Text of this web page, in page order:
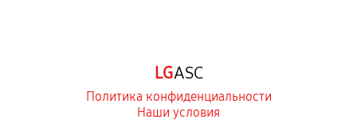
LGASC
Политика конфиденциальности
Наши условия